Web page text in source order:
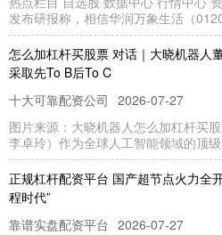
发布研报称，相信华润万象生活（
怎么加杠杆买股票 对话｜大晓机器人
采取先To B后To C
十大可靠配资公司 2026-07-27
图片来源：大晓机器人怎么加杠杆买
李卓玲）作为全球人工智能领域的顶
正规杠杆配资平台 国产超节点火力全
程时代”
靠谱实盘配资平台 2026-07-27